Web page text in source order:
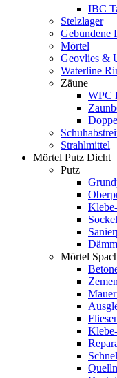
IBC
Stelzlager
Gebundene
Mörtel
Geovlies &
Waterline
Zäune
WPC
Strahlmittel
Mörtel Putz Dicht
Putz
Sockel
Mörtel